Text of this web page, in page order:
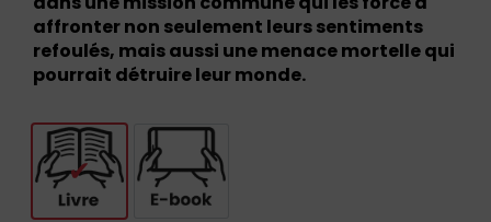
affronter non seulement leurs sentiments
refoulés, mais aussi une menace mortelle qui
pourrait détruire leur monde.
Livre E-book